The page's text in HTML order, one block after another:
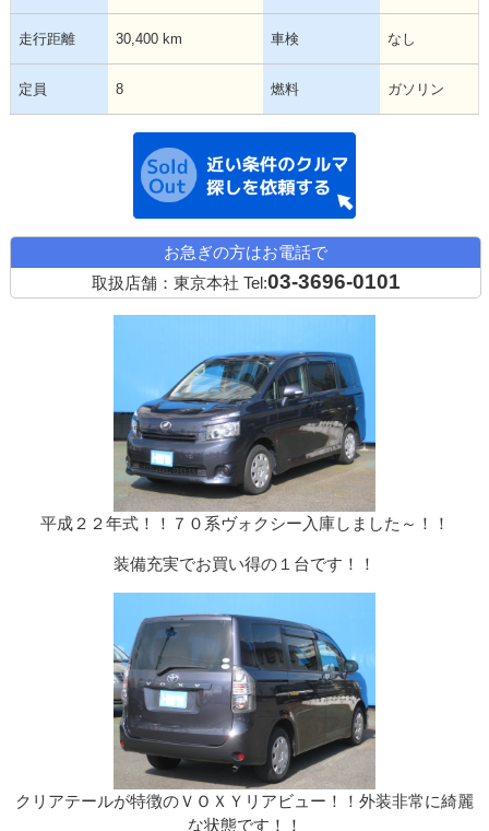
走行距離 30,400 km 車検 なし
定員 8 燃料 ガソリン
お急ぎの方はお電話で
取扱店舗：東京本社 Tel:03-3696-0101
平成２２年式！！７０系ヴォクシー入庫しました～！！
装備充実でお買い得の１台です！！
クリアテールが特徴のＶＯＸＹリアビュー！！外装非常に綺麗
な状態です！！